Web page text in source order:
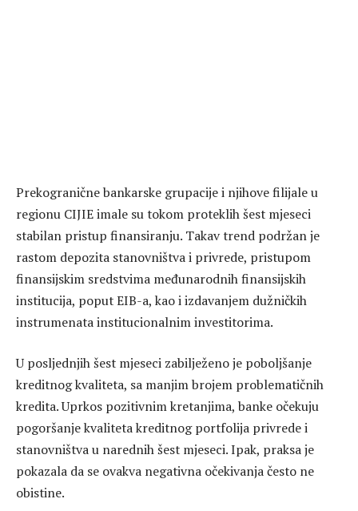
Prekogranične bankarske grupacije i njihove filijale u
regionu CIJIE imale su tokom proteklih šest mjeseci
stabilan pristup finansiranju. Takav trend podržan je
rastom depozita stanovništva i privrede, pristupom
finansijskim sredstvima međunarodnih finansijskih
institucija, poput EIB-a, kao i izdavanjem dužničkih
instrumenata institucionalnim investitorima.
U posljednjih šest mjeseci zabilježeno je poboljšanje
kreditnog kvaliteta, sa manjim brojem problematičnih
kredita. Uprkos pozitivnim kretanjima, banke očekuju
pogoršanje kvaliteta kreditnog portfolija privrede i
stanovništva u narednih šest mjeseci. Ipak, praksa je
pokazala da se ovakva negativna očekivanja često ne
obistine.